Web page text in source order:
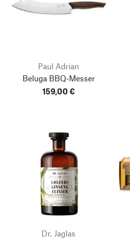
Paul Adrian
Beluga BBQ-Messer
159,00 €
Dr. Jaglas